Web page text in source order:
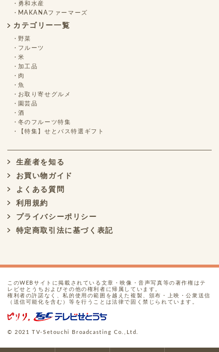
勇和水産
MAKANAファーマーズ
カテゴリー一覧
野菜
フルーツ
米
加工品
肉
魚
お取り寄せグルメ
園芸品
酒
冬のフルーツ特集
【特集】せとバス特選ギフト
生産者を知る
お買い物ガイド
よくある質問
利用規約
プライバシーポリシー
特定商取引法に基づく表記
このWEBサイトに掲載されている文章・映像・音声写真等の著作権はテ
レビせとうちおよびその他の権利者に帰属しています。
権利者の許諾なく、私的使用の範囲を越えた複製、頒布・上映・公衆送信
（送信可能化を含む）等を行うことは法律で固く禁じられています。
© 2021 TV-Setouchi Broadcasting Co.,Ltd.